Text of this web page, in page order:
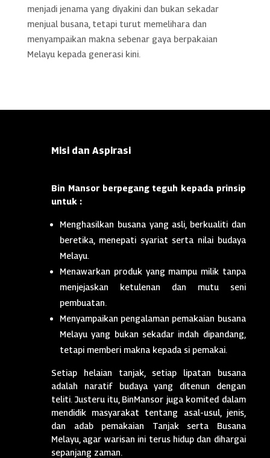
menjadi jenama yang diyakini dan bukan sekadar
menjual busana, tetapi turut memelihara dan
menyampaikan makna sebenar gaya berpakaian
Melayu kepada generasi kini.
Misi dan Aspirasi
Bin Mansor berpegang teguh kepada prinsip
untuk :
Menghasilkan busana yang asli, berkualiti dan
beretika, menepati syariat serta nilai budaya
Melayu.
Menawarkan produk yang mampu milik tanpa
menjejaskan ketulenan dan mutu seni
pembuatan.
Menyampaikan pengalaman pemakaian busana
Melayu yang bukan sekadar indah dipandang,
tetapi memberi makna kepada si pemakai.
Setiap helaian tanjak, setiap lipatan busana
adalah naratif budaya yang ditenun dengan
teliti. Justeru itu, BinMansor juga komited dalam
mendidik masyarakat tentang asal-usul, jenis,
dan adab pemakaian Tanjak serta Busana
Melayu, agar warisan ini terus hidup dan dihargai
sepanjang zaman.